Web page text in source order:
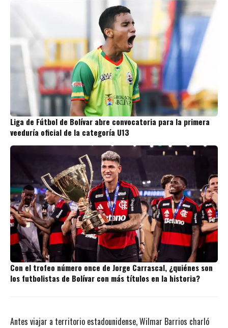
Liga de Fútbol de Bolívar abre convocatoria para la primera
veeduría oficial de la categoría U13
Con el trofeo número once de Jorge Carrascal, ¿quiénes son
los futbolistas de Bolívar con más títulos en la historia?
Antes viajar a territorio estadounidense, Wilmar Barrios charló